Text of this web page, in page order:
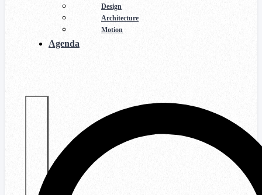
Design
Architecture
Motion
Agenda